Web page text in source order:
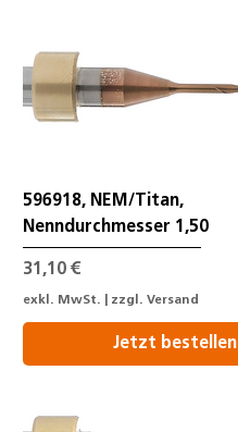
596918, NEM/Titan,
Nenndurchmesser 1,50
Preis
31,10 €
exkl. MwSt. zzgl. Versand
Jetzt bestellen